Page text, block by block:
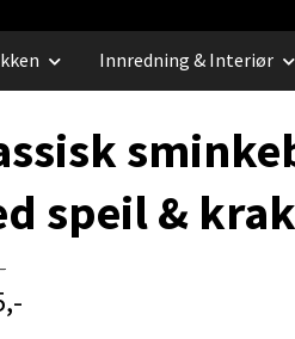
Innredning & Interiør
speil &